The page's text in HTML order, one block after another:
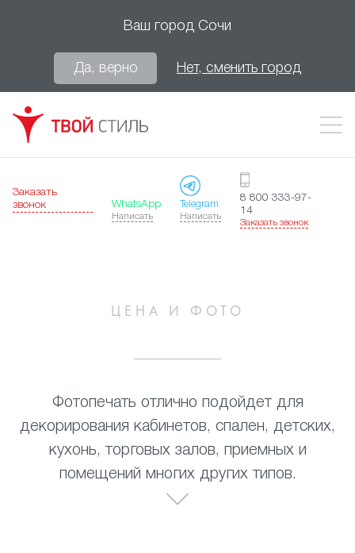
Ваш город Сочи
Да, верно Нет, сменить город
Заказать
звонок
WhatsApp
Написать
Telegram
Написать
8 800 333-97-
14
Заказать звонок
ЦЕНА И ФОТО
Фотопечать отлично подойдет для
декорирования кабинетов, спален, детских,
кухонь, торговых залов, приемных и
помещений многих других типов.